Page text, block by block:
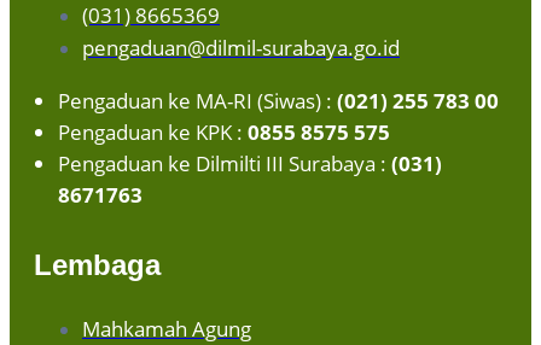
(031) 8665369
pengaduan@dilmil-surabaya.go.id
Pengaduan ke MA-RI (Siwas) : (021) 255 783 00
Pengaduan ke KPK : 0855 8575 575
Pengaduan ke Dilmilti III Surabaya : (031)
8671763
Lembaga
Mahkamah Agung